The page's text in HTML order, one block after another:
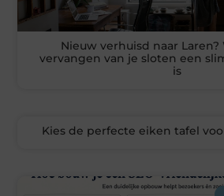
Nieuw verhuisd naar Laren?
vervangen van je sloten een
is
Kies de perfecte eiken tafel